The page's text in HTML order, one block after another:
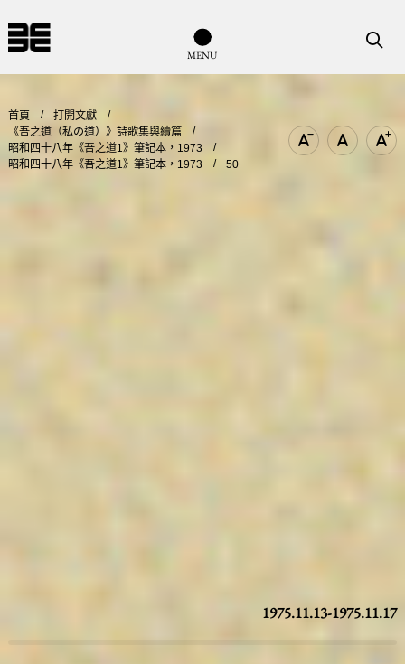
導覽列按鈕
MENU
搜尋
首頁
打開文獻
《吾之道（私の道）》詩歌集與續篇
昭和四十八年《吾之道1》筆記本，1973
昭和四十八年《吾之道1》筆記本，1973
50
文字尺寸縮小
文字尺寸
文
1975.11.13-1975.11.17